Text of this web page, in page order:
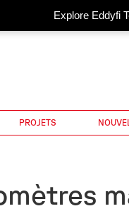
Explore Eddyfi
PROJETS